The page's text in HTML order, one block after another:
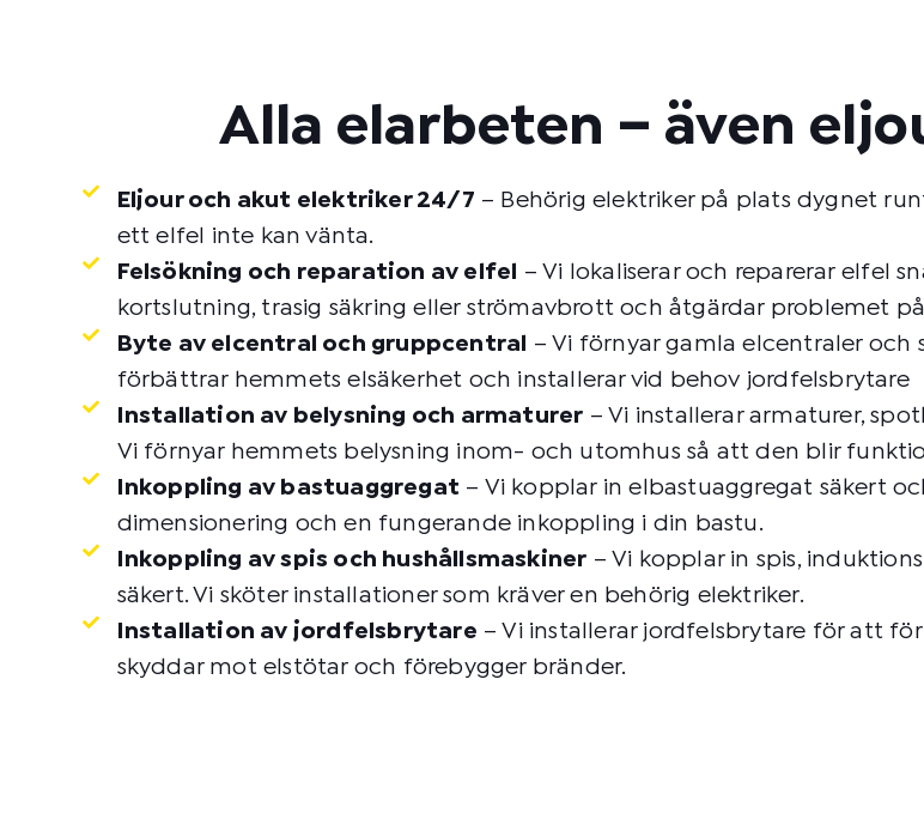
Alla elarbeten – även
Eljour och akut elektriker 24/7 – Behörig elektriker på plats dygnet
ett elfel inte kan vänta.
Felsökning och reparation av elfel
– Vi lokaliserar och reparerar elfel
kortslutning, trasig säkring eller strömavbrott och åtgärdar problemet
Byte av elcentral och gruppcentral
– Vi förnyar gamla elcentraler
förbättrar hemmets elsäkerhet och installerar vid behov jordfelsbrytare
Installation av belysning och armaturer – Vi installerar armaturer,
Vi förnyar hemmets belysning inom- och utomhus så att den blir
Inkoppling av bastuaggregat – Vi kopplar in elbastuaggregat säkert
dimensionering och en fungerande inkoppling i din bastu.
Inkoppling av spis och hushållsmaskiner – Vi kopplar in spis,
säkert. Vi sköter installationer som kräver en behörig elektriker.
Installation av jordfelsbrytare – Vi installerar jordfelsbrytare för att
skyddar mot elstötar och förebygger bränder.